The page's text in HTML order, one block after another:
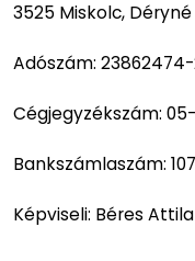
3525 Miskolc, Déryné
Adószám:
Cégjegyzékszám:
Bankszámlaszám:
Képviseli: Béres